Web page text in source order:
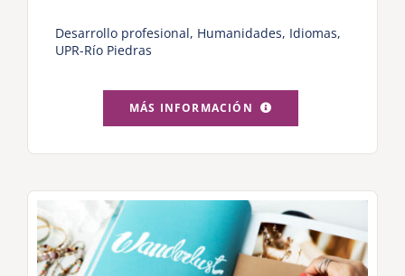
Desarrollo profesional, Humanidades, Idiomas,
UPR-Río Piedras
MÁS INFORMACIÓN